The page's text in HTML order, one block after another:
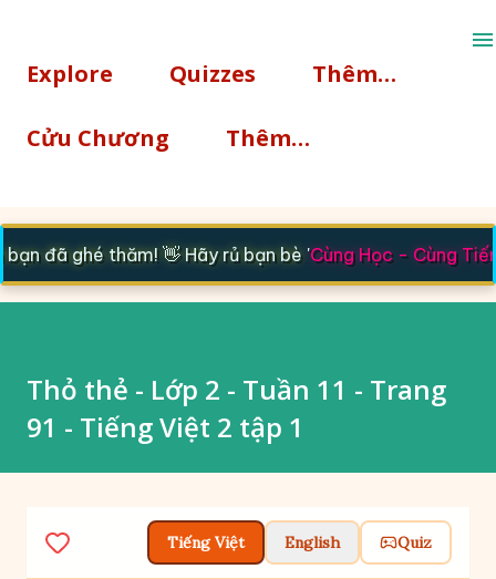
Explore Quizzes Thêm…
Cửu Chương Thêm…
đã ghé thăm! 👋 Hãy rủ bạn bè 'Cùng Học - Cùng Tiến'
Thỏ thẻ - Lớp 2 - Tuần 11 - Trang
91 - Tiếng Việt 2 tập 1
Tiếng Việt English Quiz